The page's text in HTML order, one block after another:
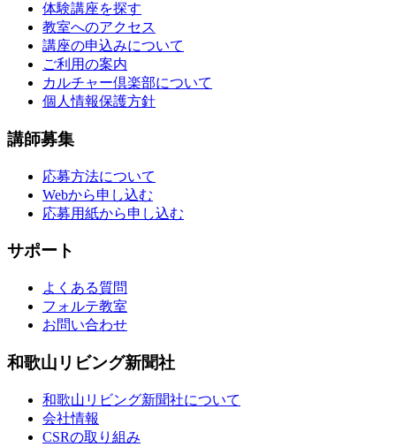
体験講座を探す
教室へのアクセス
講座の申込みについて
ご利用の案内
カルチャー倶楽部について
個人情報保護方針
講師募集
応募方法について
Webから申し込む
応募用紙から申し込む
サポート
よくある質問
フォルテ教室
お問い合わせ
和歌山リビング新聞社
和歌山リビング新聞社について
会社情報
CSRの取り組み